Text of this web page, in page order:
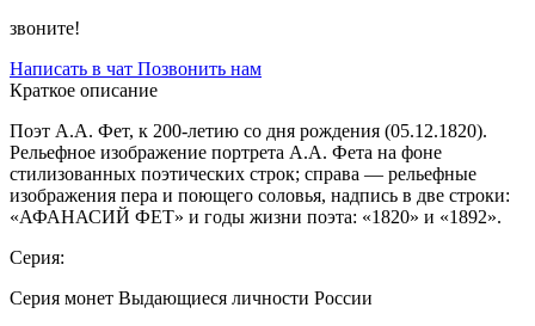
звоните!
Написать в чат Позвонить нам
Краткое описание
Поэт А.А. Фет, к 200-летию со дня рождения (05.12.1820).
Рельефное изображение портрета А.А. Фета на фоне
стилизованных поэтических строк; справа — рельефные
изображения пера и поющего соловья, надпись в две строки:
«АФАНАСИЙ ФЕТ» и годы жизни поэта: «1820» и «1892».
Серия:
Серия монет Выдающиеся личности России